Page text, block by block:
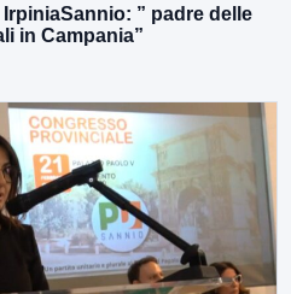
” padre delle
in Campania”